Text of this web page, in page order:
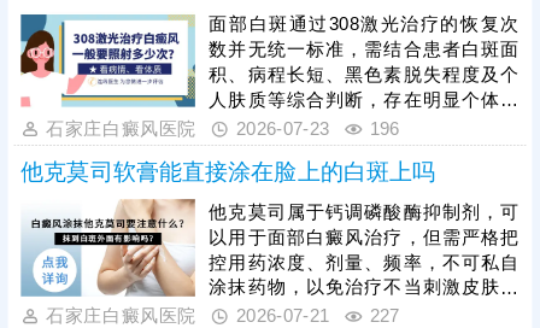
晒，养成健康生活习惯，防治结合，
消灭白斑，免遭困扰。
面部白斑通过308激光治疗的恢复次
数并无统一标准，需结合患者白斑面
积、病程长短、黑色素脱失程度及个
人肤质等综合判断，存在明显个体差
异。治疗的核心关键在于坚持规律照
射，切勿因短期未见明显效果就随意
中断、暂停治疗，否则会导致黑色素
修复进程受阻，大幅延长治疗周期，
甚至造成病情反复。临床中可在医生
指导下搭配药物辅助治疗，加快肤色
恢复速度。同时，照光后的科学护理
必不可少，助力白斑快速复色。
石家庄白癜风医院 2026-07-23 196
他克莫司软膏能直接涂在脸上的白斑上吗
他克莫司属于钙调磷酸酶抑制剂，可
以用于面部白癜风治疗，但需严格把
控用药浓度、剂量、频率，不可私自
涂抹药物，以免治疗不当刺激皮肤。
而且白癜风病情复杂多变，并非所有
石家庄白癜风医院 2026-07-21 227